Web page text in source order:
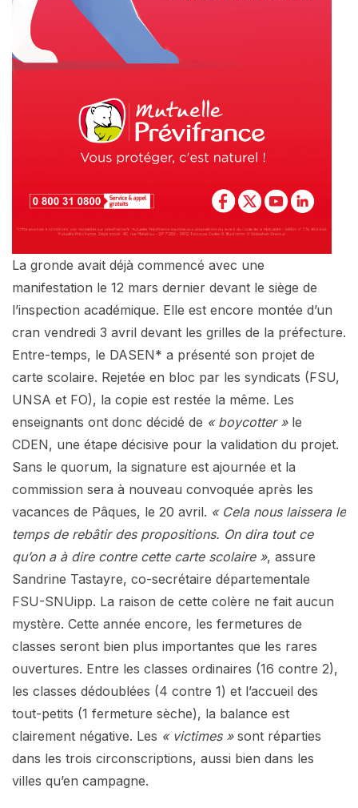
La gronde avait déjà commencé avec une
manifestation le 12 mars dernier devant le siège de
l’inspection académique. Elle est encore montée d’un
cran vendredi 3 avril devant les grilles de la préfecture.
Entre-temps, le DASEN* a présenté son projet de
carte scolaire. Rejetée en bloc par les syndicats (FSU,
UNSA et FO), la copie est restée la même. Les
enseignants ont donc décidé de « boycotter »le
CDEN, une étape décisive pour la validation du projet.
Sans le quorum, la signature est ajournée et la
commission sera à nouveau convoquée après les
vacances de Pâques, le 20 avril. « Cela nous laissera le
temps de rebâtir des propositions. On dira tout ce
qu’on a à dire contre cette carte scolaire », assure
Sandrine Tastayre, co-secrétaire départementale
FSU-SNUipp. La raison de cette colère ne fait aucun
mystère. Cette année encore, les fermetures de
classes seront bien plus importantes que les rares
ouvertures. Entre les classes ordinaires (16 contre 2),
les classes dédoublées (4 contre 1) et l’accueil des
tout-petits (1 fermeture sèche), la balance est
clairement négative. Les « victimes »sont réparties
dans les trois circonscriptions, aussi bien dans les
villes qu’en campagne.